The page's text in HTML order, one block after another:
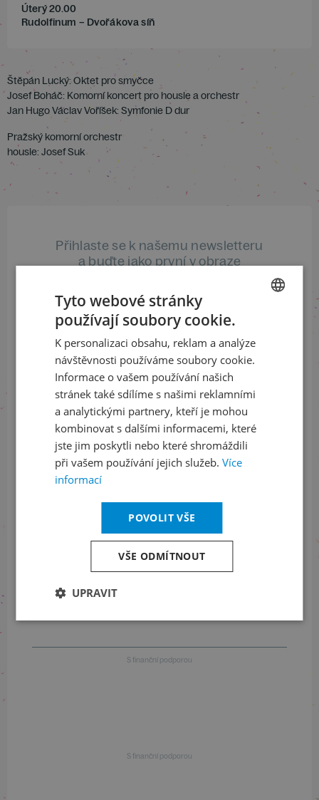
Úterý 20.00
Rudolfinum – Dvořákova síň
Štěpán Lucký: Oktet pro smyčce
Josef Boháč: Komorní koncert pro housle a orchestr
Jan Hugo Václav Voříšek: Symfonie D dur
Pražský komorní orchestr
housle: Josef Suk
Přihlaste se k našemu newsletteru
a buďte jako první v obraze
ODEBÍRAT NEWSLETTER
Sledujte nás na sociálních sítích
LinkedInflickr
Informace o stavu objednávek
Informace o programu
+420 257 310 414
S finanční podporou
S finanční podporou
ENGLISH
Tyto webové stránky
používají soubory cookie.
K personalizaci obsahu, reklam a analýze
návštěvnosti používáme soubory cookie.
Informace o vašem používání našich
stránek také sdílíme s našimi reklamními
a analytickými partnery, kteří je mohou
kombinovat s dalšími informacemi, které
jste jim poskytli nebo které shromáždili
při vašem používání jejich služeb. Více
informací
POVOLIT VŠE
VŠE ODMÍTNOUT
UPRAVIT